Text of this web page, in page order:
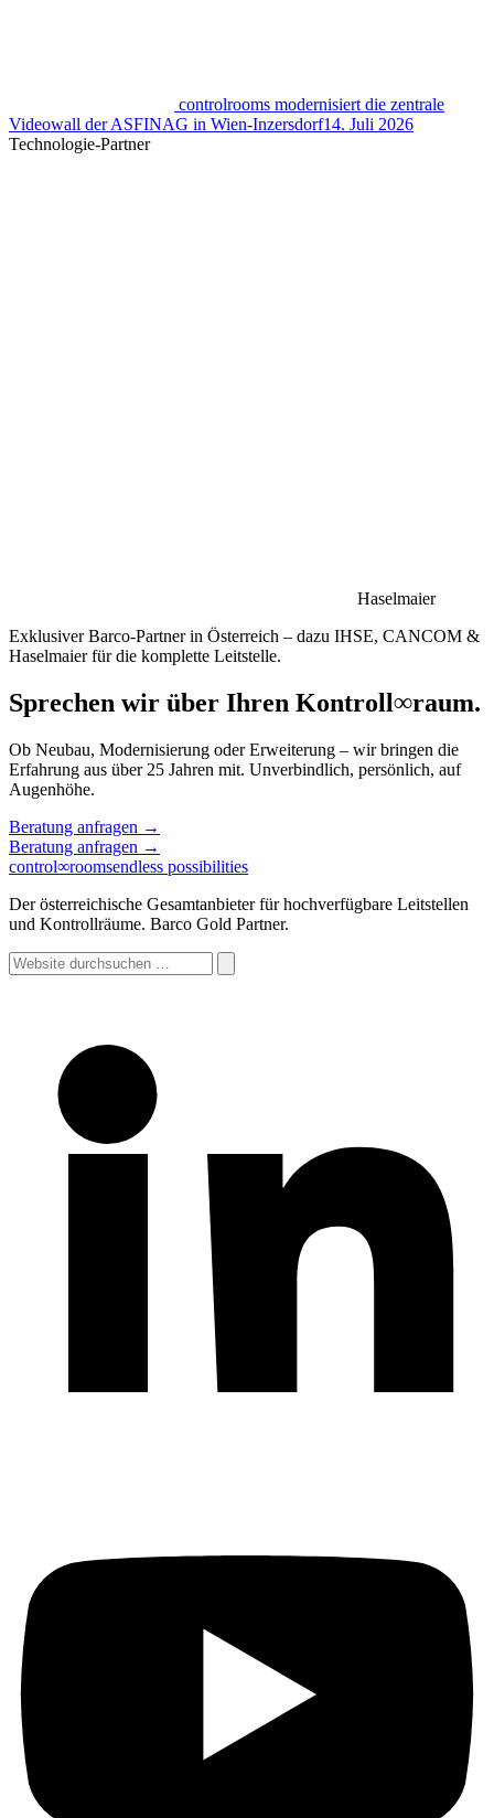
controlrooms modernisiert die zentrale
Videowall der ASFINAG in Wien-Inzersdorf14. Juli 2026
Technologie-Partner
Haselmaier
Exklusiver Barco-Partner in Österreich – dazu IHSE, CANCOM &
Haselmaier für die komplette Leitstelle.
Sprechen wir über Ihren Kontroll∞raum.
Ob Neubau, Modernisierung oder Erweiterung – wir bringen die
Erfahrung aus über 25 Jahren mit. Unverbindlich, persönlich, auf
Augenhöhe.
Beratung anfragen →
Beratung anfragen →
control∞roomsendless possibilities
Der österreichische Gesamtanbieter für hochverfügbare Leitstellen
und Kontrollräume. Barco Gold Partner.
Website
durchsuchen